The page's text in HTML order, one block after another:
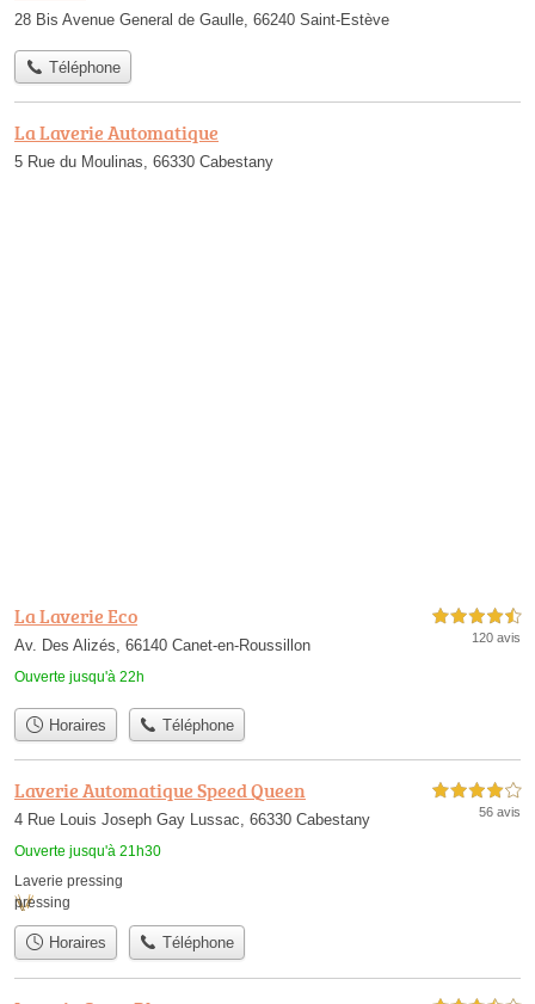
28 Bis Avenue General de Gaulle, 66240 Saint-Estève
Téléphone
La Laverie Automatique
5 Rue du Moulinas, 66330 Cabestany
La Laverie Eco
Av. Des Alizés, 66140 Canet-en-Roussillon
Ouverte jusqu'à 22h
4,5 étoiles sur 5
120 avis
Horaires Téléphone
Laverie Automatique Speed Queen
4 Rue Louis Joseph Gay Lussac, 66330 Cabestany
Ouverte jusqu'à 21h30
4,0 étoiles sur 5
56 avis
Laverie pressing
pressing
Horaires Téléphone